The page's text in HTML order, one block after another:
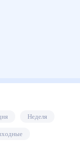
дня Неделя